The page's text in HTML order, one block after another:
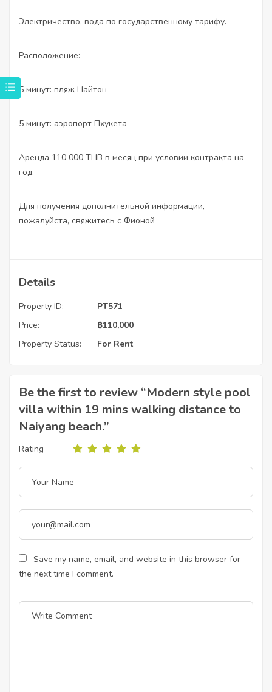
Электричество, вода по государственному тарифу.
Расположение:
5 минут: пляж Найтон
5 минут: аэропорт Пхукета
Аренда 110 000 THB в месяц при условии контракта на
год.
Для получения дополнительной информации,
пожалуйста, свяжитесь с Фионой
Details
Property ID:
PT571
Price:
฿110,000
Property Status:
For Rent
Be the first to review “Modern style pool
villa within 19 mins walking distance to
Naiyang beach.”
Rating
Save my name, email, and website in this browser for
the next time I comment.